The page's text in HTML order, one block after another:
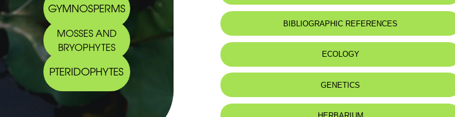
GYMNOSPERMS
MOSSES AND
BRYOPHYTES
PTERIDOPHYTES
BIBLIOGRAPHIC REFERENCES
ECOLOGY
Sables littoraux et déserts.
GENETICS